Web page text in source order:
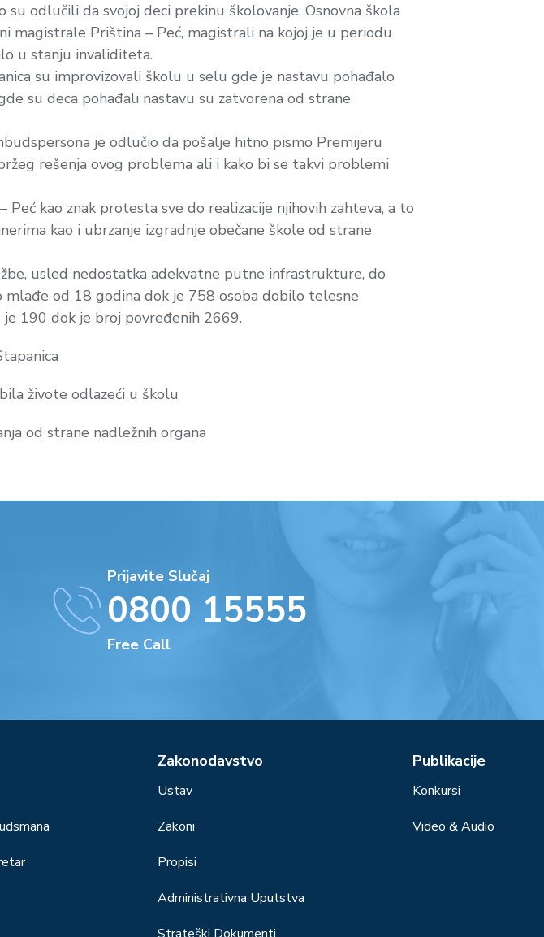
odlučili da svojoj deci prekinu školovanje. Osnovna škola
magistrale Priština – Peć, magistrali na kojoj je u periodu
u stanju invaliditeta.
su improvizovali školu u selu gde je nastavu pohađalo
su deca pohađali nastavu su zatvorena od strane
je odlučio da pošalje hitno pismo Premijeru
rešenja ovog problema ali i kako bi se takvi problemi
kao znak protesta sve do realizacije njihovih zahteva, a to
kao i ubrzanje izgradnje obečane škole od strane
usled nedostatka adekvatne putne infrastrukture, do
od 18 godina dok je 758 osoba dobilo telesne
190 dok je broj povređenih 2669.
živote odlazeći u školu
od strane nadležnih organa
Prijavite Slučaj
0800 15555
Free Call
Zakonodavstvo
Ustav
Zakoni
Propisi
Administrativna Uputstva
Publikacije
Konkursi
Video & Audio